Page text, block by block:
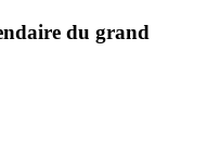
du grand